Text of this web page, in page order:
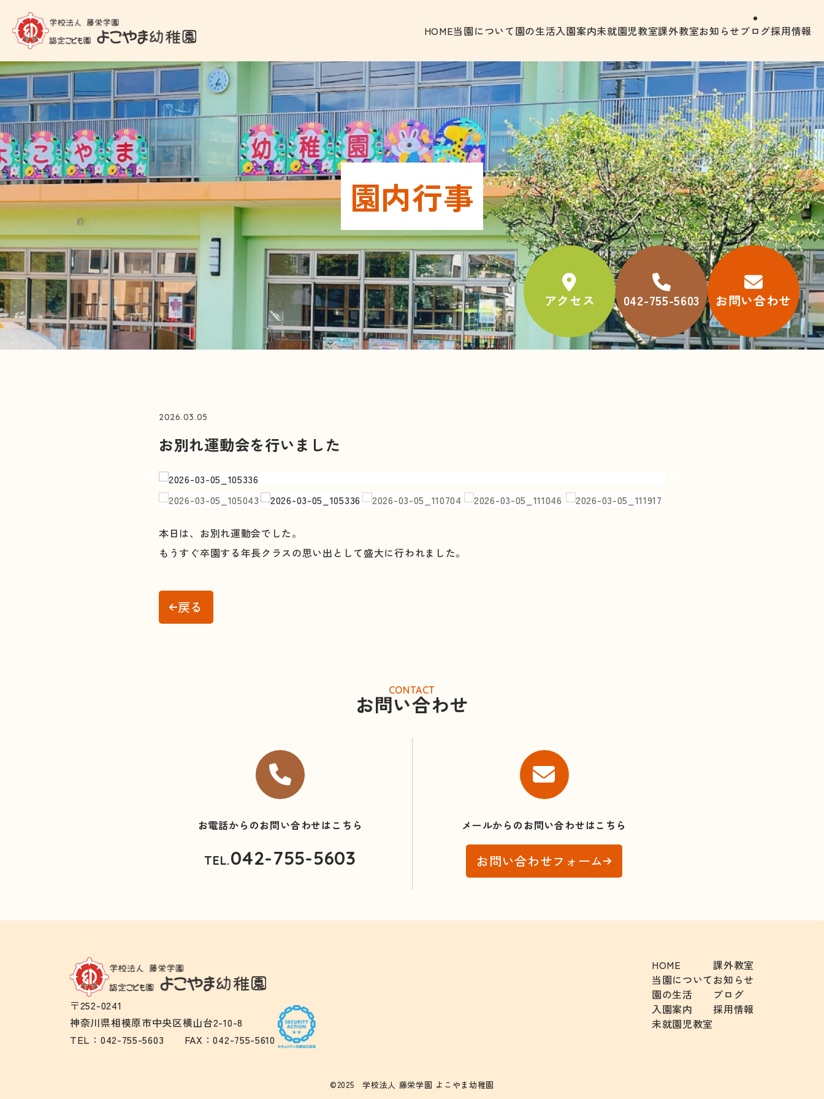
HOME当園について園の生活入園案内未就園児教室課外教室お知らせブログ採用情報
園内行事
アクセス 042-755-5603 お問い合わせ
2026.03.05
お別れ運動会を行いました
本日は、お別れ運動会でした。
もうすぐ卒園する年長クラスの思い出として盛大に行われました。
戻る
お問い合わせ
CONTACT
お電話からのお問い合わせはこちら
TEL.042-755-5603
メールからのお問い合わせはこちら
お問い合わせフォーム
〒252-0241
神奈川県相模原市中央区横山台2-10-8
TEL： 042-755-5603 FAX：042-755-5610
HOME
当園について
園の生活
入園案内
未就園児教室
課外教室
お知らせ
ブログ
採用情報
©2025 学校法人 藤栄学園 よこやま幼稚園